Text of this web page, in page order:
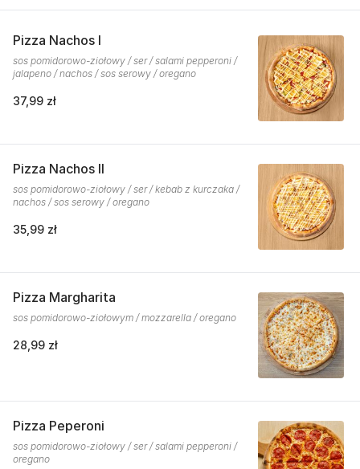
Pizza Nachos I
sos pomidorowo-ziołowy / ser / salami pepperoni /
jalapeno / nachos / sos serowy / oregano
37,99 zł
Pizza Nachos II
sos pomidorowo-ziołowy / ser / kebab z kurczaka /
nachos / sos serowy / oregano
35,99 zł
Pizza Margharita
sos pomidorowo-ziołowym / mozzarella / oregano
28,99 zł
Pizza Peperoni
sos pomidorowo-ziołowy / ser / salami pepperoni /
oregano